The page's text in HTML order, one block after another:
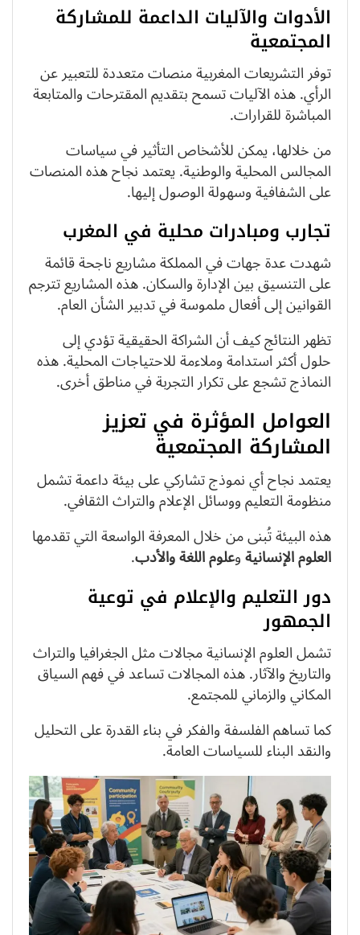
الأدوات والآليات الداعمة للمشاركة
المجتمعية
توفر التشريعات المغربية منصات متعددة للتعبير عن
الرأي. هذه الآليات تسمح بتقديم المقترحات والمتابعة
المباشرة للقرارات.
من خلالها، يمكن للأشخاص التأثير في سياسات
المجالس المحلية والوطنية. يعتمد نجاح هذه المنصات
على الشفافية وسهولة الوصول إليها.
تجارب ومبادرات محلية في المغرب
شهدت عدة جهات في المملكة مشاريع ناجحة قائمة
على التنسيق بين الإدارة والسكان. هذه المشاريع تترجم
القوانين إلى أفعال ملموسة في تدبير الشأن العام.
تظهر النتائج كيف أن الشراكة الحقيقية تؤدي إلى
حلول أكثر استدامة وملاءمة للاحتياجات المحلية. هذه
النماذج تشجع على تكرار التجربة في مناطق أخرى.
العوامل المؤثرة في تعزيز
المشاركة المجتمعية
يعتمد نجاح أي نموذج تشاركي على بيئة داعمة تشمل
منظومة التعليم ووسائل الإعلام والتراث الثقافي.
هذه البيئة تُبنى من خلال المعرفة الواسعة التي تقدمها
العلوم الإنسانيةوعلوم اللغة والأدب.
دور التعليم والإعلام في توعية
الجمهور
تشمل العلوم الإنسانية مجالات مثل الجغرافيا والتراث
والتاريخ والآثار. هذه المجالات تساعد في فهم السياق
المكاني والزماني للمجتمع.
كما تساهم الفلسفة والفكر في بناء القدرة على التحليل
والنقد البناء للسياسات العامة.